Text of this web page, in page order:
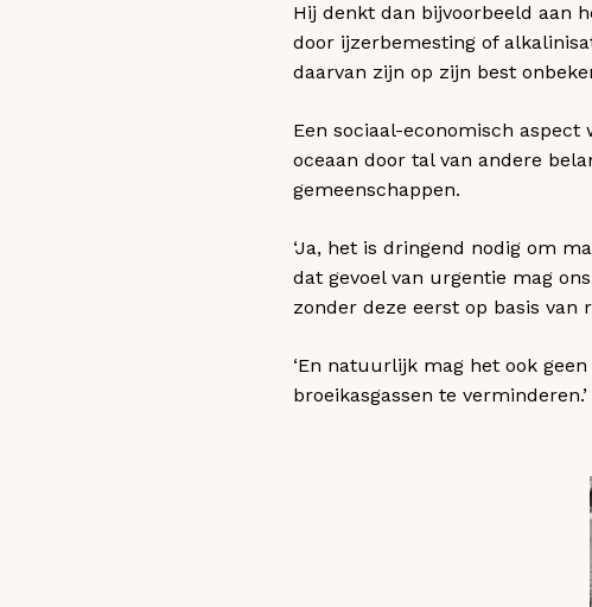
Hij denkt dan bijvoorbeeld aan
door ijzerbemesting of
daarvan zijn op zijn best
Een sociaal-economisch
oceaan door tal van andere
gemeenschappen.
‘Ja, het is dringend nodig om
dat gevoel van urgentie mag
zonder deze eerst op basis van
‘En natuurlijk mag het ook
broeikasgassen te verminderen.’